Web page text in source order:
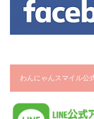
わんにゃんスマイル公